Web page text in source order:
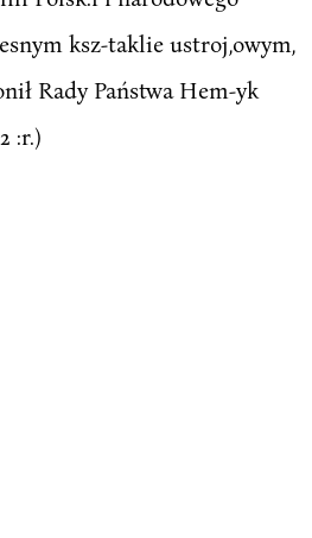
ksz-taklie ustroj,owym,
Rady Państwa Hem-yk
:r.)